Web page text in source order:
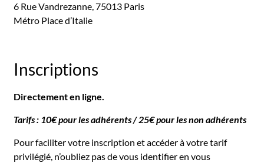
6 Rue Vandrezanne, 75013 Paris
Métro Place d’Italie
Inscriptions
Directement en ligne.
Tarifs : 10€ pour les adhérents / 25€ pour les non adhérents
Pour faciliter votre inscription et accéder à votre tarif
privilégié, n’oubliez pas de vous identifier en vous